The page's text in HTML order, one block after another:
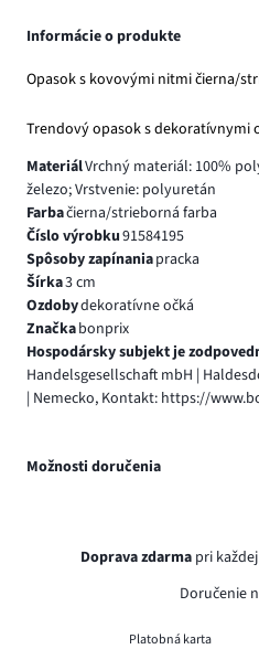
Informácie o produkte
Opasok s kovovými nitmi čierna/
Trendový opasok s dekoratívnymi
MateriálVrchný materiál: 100%
železo; Vrstvenie: polyuretán
Farbačierna/strieborná farba
Číslo výrobku91584195
Spôsoby zapínaniapracka
Šírka3 cm
Ozdobydekoratívne očká
Značkabonprix
Hospodársky subjekt je
Handelsgesellschaft mbH |
| Nemecko, Kontakt: https://
Možnosti doručenia
Doprava zdarma pri
Doručenie
Platobná karta